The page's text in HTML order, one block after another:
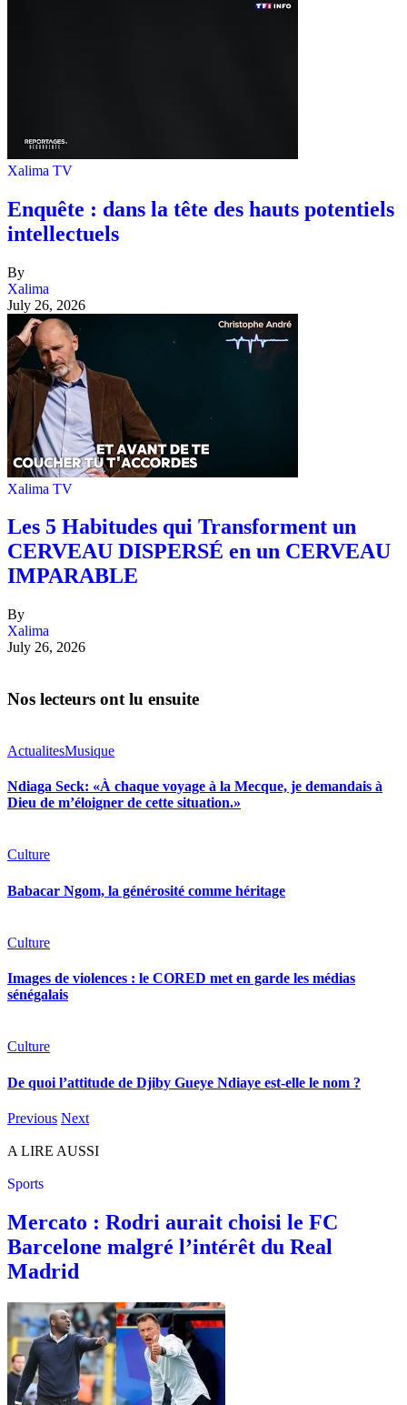
Xalima TV
Enquête : dans la tête des hauts potentiels
intellectuels
By
Xalima
July 26, 2026
Xalima TV
Les 5 Habitudes qui Transforment un
CERVEAU DISPERSÉ en un CERVEAU
IMPARABLE
By
Xalima
July 26, 2026
Nos lecteurs ont lu ensuite
ActualitesMusique
Ndiaga Seck: «À chaque voyage à la Mecque, je demandais à
Dieu de m’éloigner de cette situation.»
Culture
Babacar Ngom, la générosité comme héritage
Culture
Images de violences : le CORED met en garde les médias
sénégalais
Culture
De quoi l’attitude de Djiby Gueye Ndiaye est-elle le nom ?
Previous Next
A LIRE AUSSI
Sports
Mercato : Rodri aurait choisi le FC
Barcelone malgré l’intérêt du Real
Madrid